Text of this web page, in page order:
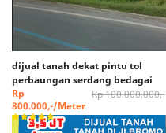
dijual tanah dekat pintu tol
perbaungan serdang bedagai
Rp 100.000.000,-
Rp
800.000,-/Meter